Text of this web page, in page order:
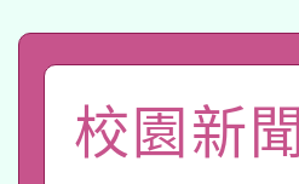
礎課程
A3數位素
pilot」
有關大陸
校園新